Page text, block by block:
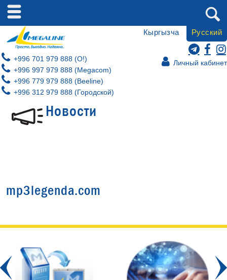
Личный кабинет
+996 701 979 888 (O!)
+996 997 979 888 (Megacom)
+996 779 979 888 (Beeline)
+996 312 979 888 (Городской)
Кыргызча Русский
Новости
mp3legenda.com